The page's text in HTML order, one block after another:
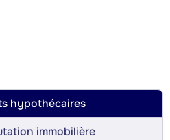
hypothécaires
immobilière